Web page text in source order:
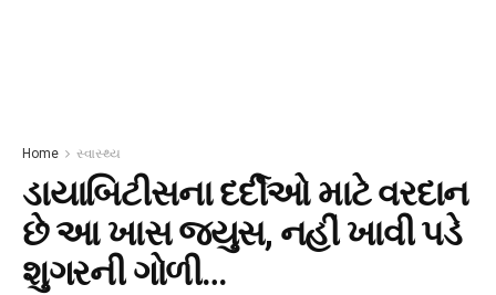
Home સ્વાસ્થ્ય
ડાયાબિટીસના દર્દીઓ માટે વરદાન
છે આ ખાસ જ્યુસ, નહીં ખાવી પડે
શુગરની ગોળી…